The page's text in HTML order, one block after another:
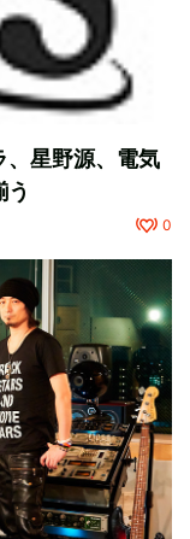
、星野源、電気
0